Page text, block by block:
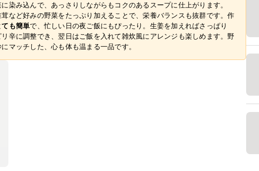
染み込んで、あっさりしながらもコクのあるスープに仕上がります。
など好みの野菜をたっぷり加えることで、栄養バランスも抜群です。作
ても簡単で、忙しい日の夜ご飯にもぴったり。生姜を加えればさっぱり
辛に調整でき、翌日はご飯を入れて雑炊風にアレンジも楽しめます。野
マッチした、心も体も温まる一品です。